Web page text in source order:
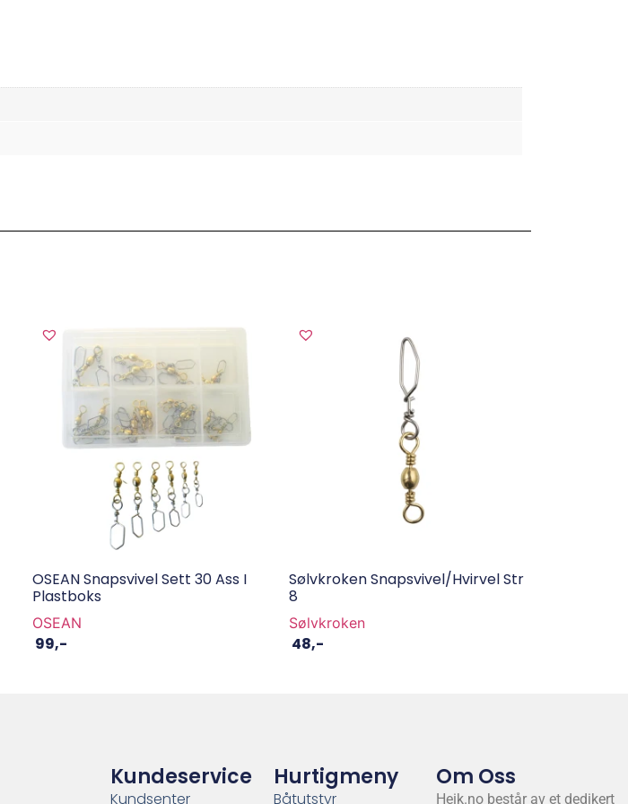
OSEAN Snapsvivel Sett 30 Ass I
Plastboks
OSEAN
99,-
Sølvkroken Snapsvivel/hvirvel Str
8
Sølvkroken
48,-
Kundeservice
Kundsenter
Hurtigmeny
Båtutstyr
Om Oss
Heik.no består av et dedikert